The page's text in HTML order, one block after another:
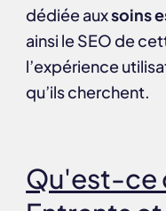
dédiée auxsoins
ainsi le SEO de
l’expérience
qu’ils cherchent.
Qu'est-ce